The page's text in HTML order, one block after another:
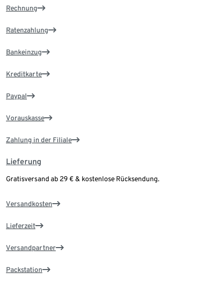
Rechnung
Ratenzahlung
Bankeinzug
Kreditkarte
Paypal
Vorauskasse
Zahlung in der Filiale
Lieferung
Gratisversand ab 29 € & kostenlose Rücksendung.
Versandkosten
Lieferzeit
Versandpartner
Packstation